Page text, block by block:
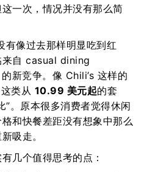
一次，情况并没有那么简
有像过去那样明显吃到红
来自 casual dining
新竞争。像 Chili’s 这样的
这类从 10.99 美元起的套
”。原本很多消费者觉得休闲
和快餐差距没有想象中那么
吸走。
几个值得思考的点：